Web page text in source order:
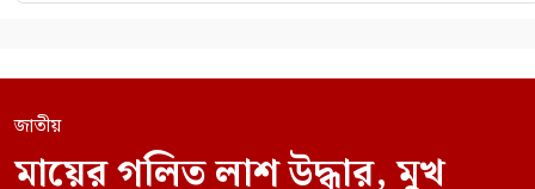
জাতীয়
মায়ের গলিত লাশ উদ্ধার, মুখ